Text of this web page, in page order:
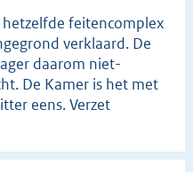
feitencomplex
verklaard. De
daarom niet-
De Kamer is het met
eens. Verzet